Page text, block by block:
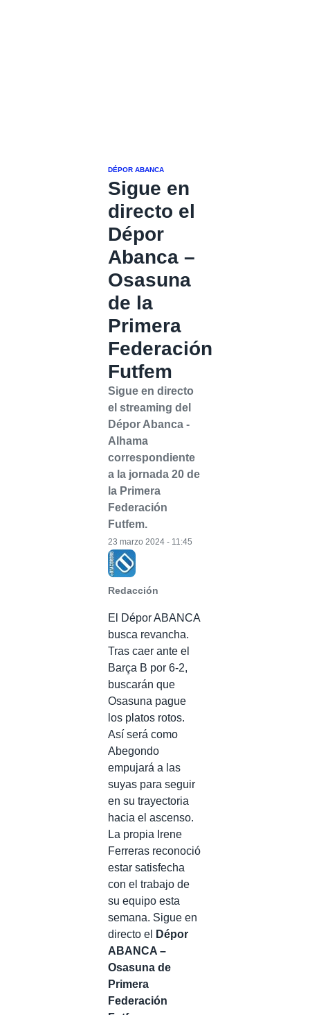
DÉPOR ABANCA
Sigue en
directo el
Dépor
Abanca –
Osasuna
de la
Primera
Federación
Futfem
Sigue en directo
el streaming del
Dépor Abanca -
Alhama
correspondiente
a la jornada 20 de
la Primera
Federación
Futfem.
Redacción
23 marzo 2024 - 11:45
El Dépor ABANCA
busca revancha.
Tras caer ante el
Barça B por 6-2,
buscarán que
Osasuna pague
los platos rotos.
Así será como
Abegondo
empujará a las
suyas para seguir
en su trayectoria
hacia el ascenso.
La propia Irene
Ferreras reconoció
estar satisfecha
con el trabajo de
su equipo esta
semana. Sigue en
directo el
Dépor
ABANCA –
Osasuna de
Primera
Federación